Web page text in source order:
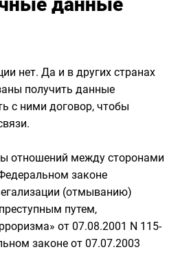
данные
нет. Да и в других странах
получить данные
с ними договор, чтобы
отношений между сторонами
законе
(отмыванию)
путем,
от 07.08.2001 N 115-
законе от 07.07.2003